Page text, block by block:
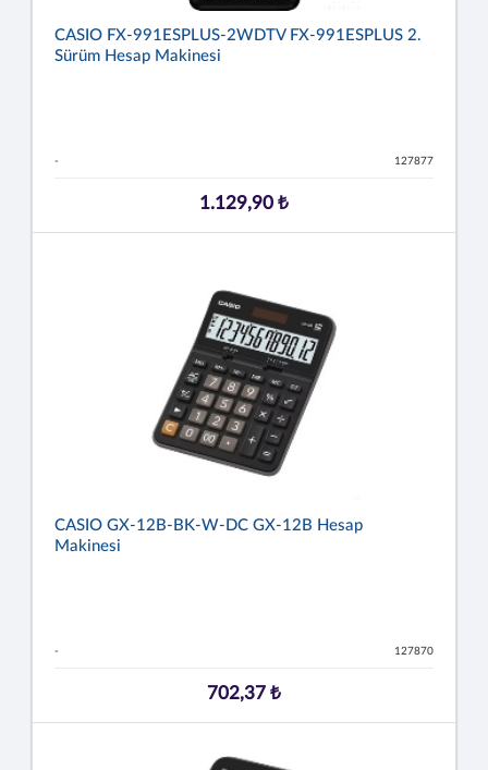
CASIO FX-991ESPLUS-2WDTV FX-991ESPLUS 2.
Sürüm Hesap Makinesi
- 127877
1.129,90 ₺
CASIO GX-12B-BK-W-DC GX-12B Hesap
Makinesi
- 127870
702,37 ₺